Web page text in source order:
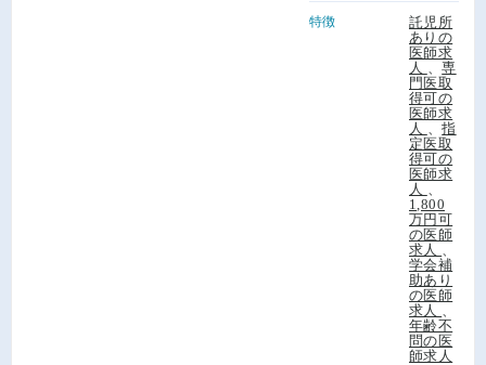
特徴
託児所
ありの
医師求
人
、専
門医取
得可の
医師求
人
、指
定医取
得可の
医師求
人
1,800
万円可
の医師
求人
学会補
助あり
の医師
求人
年齢不
問の医
師求人